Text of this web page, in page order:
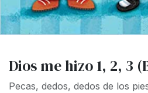
Dios me hizo 1, 2, 3
Pecas, dedos, dedos de los